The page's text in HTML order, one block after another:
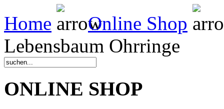
Home
Online Shop
Lebensbaum Ohrringe
ONLINE SHOP